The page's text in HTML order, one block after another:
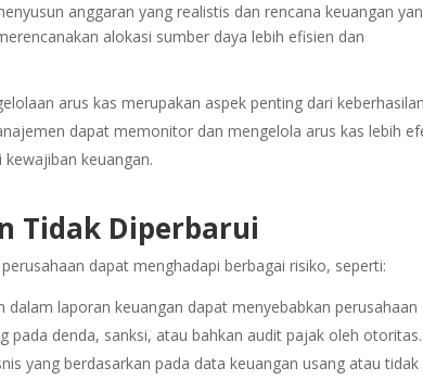
anggaran yang realistis dan rencana keuangan
alokasi sumber daya lebih efisien dan
arus kas merupakan aspek penting dari keberhasilan
dapat memonitor dan mengelola arus kas lebih
keuangan.
Tidak Diperbarui
dapat menghadapi berbagai risiko, seperti:
dalam laporan keuangan dapat menyebabkan perusahaan
pada denda, sanksi, atau bahkan audit pajak oleh otoritas.
yang berdasarkan pada data keuangan usang atau tidak